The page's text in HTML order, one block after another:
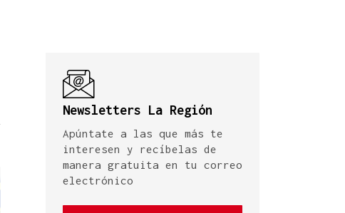
Newsletters La Región
Apúntate a las que más te
interesen y recíbelas de
manera gratuita en tu correo
electrónico